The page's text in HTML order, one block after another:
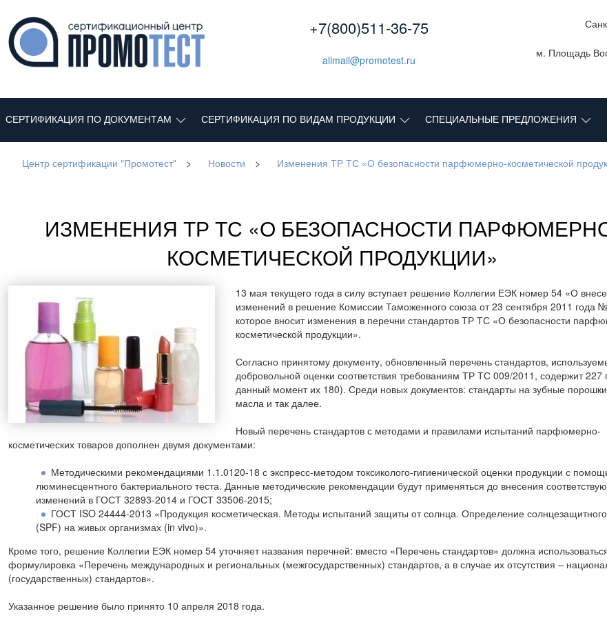
+7(800)511-36-75
allmail@promotest.ru
м. Площадь
СЕРТИФИКАЦИЯ ПО ДОКУМЕНТАМ СЕРТИФИКАЦИЯ ПО ВИДАМ ПРОДУКЦИИ СПЕЦИАЛЬНЫЕ ПРЕДЛОЖЕНИЯ
Центр сертификации "Промотест" > Новости > Изменения ТР ТС «О безопасности парфюмерно-косметической
ИЗМЕНЕНИЯ ТР ТС «О БЕЗОПАСНОСТИ
КОСМЕТИЧЕСКОЙ ПРОДУКЦИИ»
13 мая текущего года в силу вступает решение Коллегии ЕЭК номер 54 «О
изменений в решение Комиссии Таможенного союза от 23 сентября 2011 года
которое вносит изменения в перечни стандартов ТР ТС «О безопасности
косметической продукции».
Согласно принятому документу, обновленный перечень стандартов,
добровольной оценки соответствия требованиям ТР ТС 009/2011, содержит 227
данный момент их 180). Среди новых документов: стандарты на зубные
масла и так далее.
Новый перечень стандартов с методами и правилами испытаний парфюмерно-
косметических товаров дополнен двумя документами:
Методическими рекомендациями 1.1.0120-18 с экспресс-методом токсиколого-гигиенической оценки продукции с
люминесцентного бактериального теста. Данные методические рекомендации будут применяться до внесения
изменений в ГОСТ 32893-2014 и ГОСТ 33506-2015;
ГОСТ ISO 24444-2013 «Продукция косметическая. Методы испытаний защиты от солнца. Определение
(SPF) на живых организмах (in vivo)».
Кроме того, решение Коллегии ЕЭК номер 54 уточняет названия перечней: вместо «Перечень стандартов» должна
формулировка «Перечень международных и региональных (межгосударственных) стандартов, а в случае их отсутствия –
(государственных) стандартов».
Указанное решение было принято 10 апреля 2018 года.